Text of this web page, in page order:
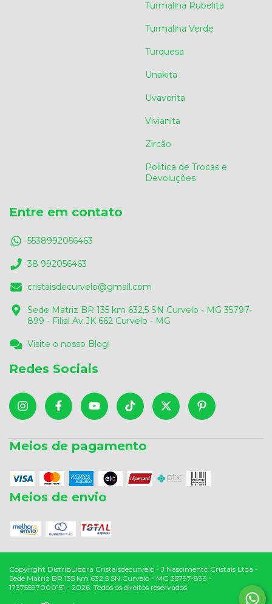
Turmalina Rubelita
Turmalina Verde
Turquesa
Unakita
Uvavorita
Vivianita
Zircão
Politica de Trocas e
Devoluções
Entre em contato
5538992056463
38 992056463
cristaisdecurvelo@gmail.com
Sede Matriz BR 135 km 632,5 SN Curvelo - MG 35797-
899 - Filial Av.JK 662 Curvelo - MG
Visite o nosso Blog!
Redes Sociais
Meios de pagamento
Meios de envio
Copyright Distribuidora Cristaisdecurvelo - J Nascimento Cristais Ltda -
Sede Matriz BR 135 km 632,5 SN Curvelo - MG 35797-899 -
17375597000151 - 2026. Todos os direitos reservados.